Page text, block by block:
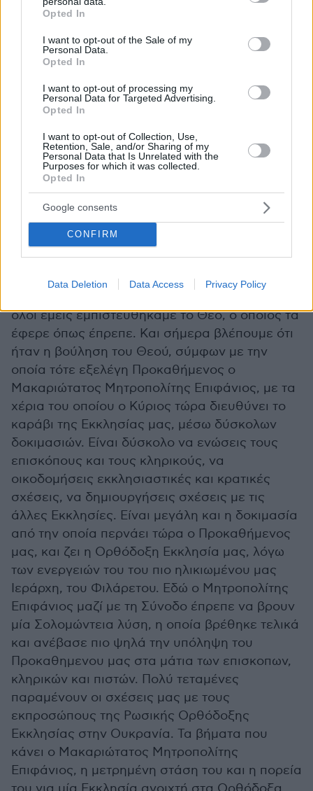
grant or deny consent to Google and its third-party tags to
use your data for below specified purposes in below Google
consent section.
Opted In
I want to opt-out of the Sale of my
Personal Data.
Opted In
I want to opt-out of processing my
Personal Data for Targeted Advertising.
Opted In
I want to opt-out of Collection, Use,
Retention, Sale, and/or Sharing of my
Personal Data that Is Unrelated with the
Purposes for which it was collected.
Opted In
Google consents
CONFIRM
Data Deletion Data Access Privacy Policy
θυσιαστική απόφαση της Αυτού Θειοτάτης
και των Ιεραρχών του Οικουμενικού
Πατριαρχείου, όλοι οι Ορθόδοξοι Ουκρανοί
Χάριτος, ανεξαρτήτως της δικαιοδοσίας στην
οποία ανήκουν – είτε στη Ρωσική Ορθόδοξη
Εκκλησία στην Ουκρανία, είτε στην τοπική
Ορθόδοξη Εκκλησία της Ουκρανίας.
Θα ήθελα να τη δω την Ενωτική Σύνοδο από
μία άλλη πλευρά, πιο συγκεκριμένα ως
εκδήλωση της Πρόνοιας του Θεού. Θα τα πω
ειλικρινά. Η προετοιμασία για τη Σύνοδο και η
διεξαγωγή της δεν ήταν καθόλου εύκολες και
δεν έγιναν χωρίς προβλήματα. Αλλά μετά,
όλοι εμείς εμπιστευθήκαμε το Θεό, ο οποίος τα
έφερε όπως έπρεπε. Και σήμερα βλέπουμε ότι
ήταν η βούληση του Θεού, σύμφων με την
οποία τότε εξελέγη Προκαθήμενος ο
Μακαριώτατος Μητροπολίτης Επιφάνιος, με τα
χέρια του οποίου ο Κύριος τώρα διευθύνει το
καράβι της Εκκλησίας μας, μέσω δύσκολων
δοκιμασιών. Είναι δύσκολο να ενώσεις τους
επισκόπους και τους κληρικούς, να
οικοδομήσεις εκκλησιαστικές και κρατικές
σχέσεις, να δημιουργήσεις σχέσεις με τις
άλλες Εκκλησίες. Είναι μεγάλη και η δοκιμασία
από την οποία περνάει τώρα ο Προκαθήμενος
μας, και ζει η Ορθόδοξη Εκκλησία μας, λόγω
των ενεργειών του του πιο ηλικιωμένου μας
Ιεράρχη, του Φιλάρετου. Εδώ ο Μητροπολίτης
Επιφάνιος μαζί με τη Σύνοδο έπρεπε να βρουν
μία Σολομώντεια λύση, η οποία βρέθηκε τελικά
και ανέβασε πιο ψηλά την υπόληψη του
Προκαθημενου μας στα μάτια των επισκοπων,
κληρικών και πιστών. Πολύ τεταμένες
παραμένουν οι σχέσεις μας με τους
εκπροσώπους της Ρωσικής Ορθόδοξης
Εκκλησίας στην Ουκρανία. Τα βήματα που
κάνει ο Μακαριώτατος Μητροπολίτης
Επιφάνιος, η μετρημένη στάση του και η πορεία